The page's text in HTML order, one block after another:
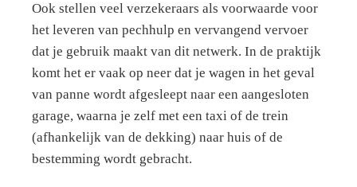
Ook stellen veel verzekeraars als voorwaarde voor
het leveren van pechhulp en vervangend vervoer
dat je gebruik maakt van dit netwerk. In de praktijk
komt het er vaak op neer dat je wagen in het geval
van panne wordt afgesleept naar een aangesloten
garage, waarna je zelf met een taxi of de trein
(afhankelijk van de dekking) naar huis of de
bestemming wordt gebracht.